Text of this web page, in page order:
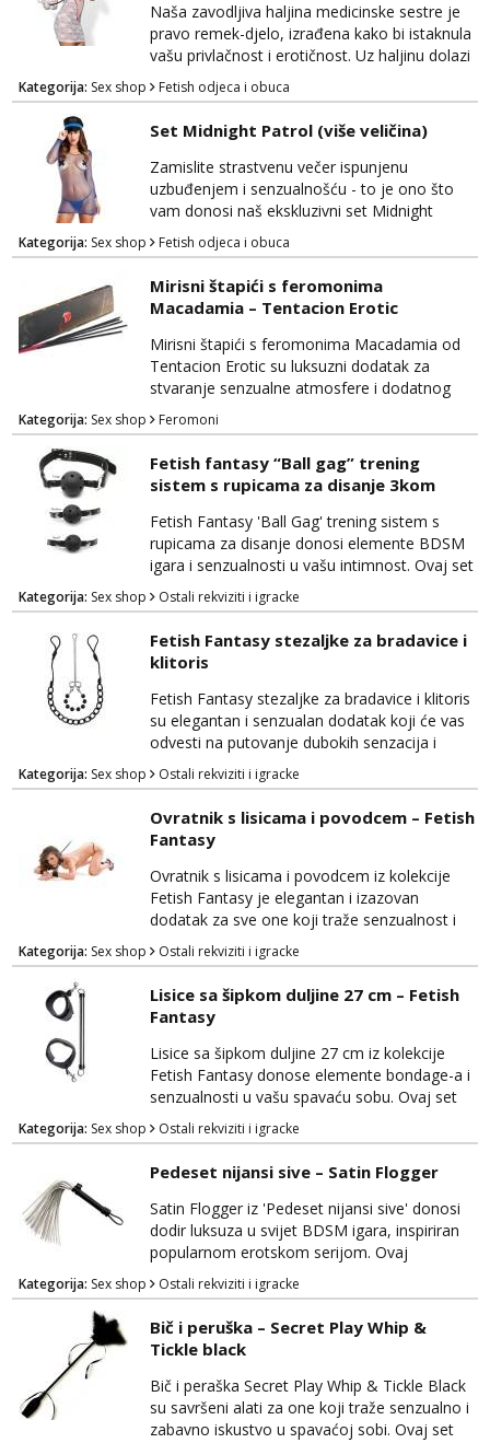
Naša zavodljiva haljina medicinske sestre je
pravo remek-djelo, izrađena kako bi istaknula
vašu privlačnost i erotičnost. Uz haljinu dolazi
pet različitih dijelova koji će vas transformirati
u potpunu vladaricu strasti. Ukrasni obruč za
kosu dodaje dozu igre i uzbuđenja, dok duge
rukavice pružaju eleganciju i senzualnost.
Tange dodaju zavodljivu notu iznenađenja,
dok pravi stetoskop čini igru s...
Kategorija: Sex shop Fetish odjeca i obuca
Set Midnight Patrol (više veličina)
Zamislite strastvenu večer ispunjenu
uzbuđenjem i senzualnošću - to je ono što
vam donosi naš ekskluzivni set Midnight
Patrol. Ovaj neodoljiv set obuhvaća sve što
vam je potrebno za nezaboravnu noć
ispunjenu strašću i uzbuđenjem. Uz ovaj set
ćete se osjećati poput pravog zavodnika ili
zavodnice, spremni izraziti svoju erotičnu
stranu. Mrežasta haljina dodaje notu
tajanstva i senzualnosti, dok p...
Kategorija: Sex shop Fetish odjeca i obuca
Mirisni štapići s feromonima
Macadamia – Tentacion Erotic
Mirisni štapići s feromonima Macadamia od
Tentacion Erotic su luksuzni dodatak za
stvaranje senzualne atmosfere i dodatnog
uzbuđenja u vašim intimnim trenucima. Ovi
štapići spoj su suptilnog mirisa i moćnih
feromona, koji potiču strast i privlačnost.
Mirisni štapići su natopljeni privlačnim notama
macadamije, koje stvaraju senzualno
okruženje i potiču osjećaj opuštenosti. Uz to,
sadrže feromone...
Kategorija: Sex shop Feromoni
Fetish fantasy “Ball gag” trening
sistem s rupicama za disanje 3kom
Fetish Fantasy 'Ball Gag' trening sistem s
rupicama za disanje donosi elemente BDSM
igara i senzualnosti u vašu intimnost. Ovaj set
pruža duboko zadovoljstvo i istraživanje
dominacije i podložnosti na siguran i uzbudljiv
način. Ball gag je izrađen od visokokvalitetnog
materijala koji je siguran za tijelo i pruža
udobnost tijekom nošenja. Kugla s rupicama
za disanje omogućuje podložnoj strani da...
Kategorija: Sex shop Ostali rekviziti i igracke
Fetish Fantasy stezaljke za bradavice i
klitoris
Fetish Fantasy stezaljke za bradavice i klitoris
su elegantan i senzualan dodatak koji će vas
odvesti na putovanje dubokih senzacija i
uzbuđenja. Ovaj set omogućava vam da
istražujete nove razine uživanja i strasti u
svojim intimnim trenucima. Stezaljke su
izrađene od visokokvalitetnog materijala koji
je siguran za tijelo i nježan na dodir, pružajući
udobnost tijekom korištenja. One su dizajnir...
Kategorija: Sex shop Ostali rekviziti i igracke
Ovratnik s lisicama i povodcem – Fetish
Fantasy
Ovratnik s lisicama i povodcem iz kolekcije
Fetish Fantasy je elegantan i izazovan
dodatak za sve one koji traže senzualnost i
dominaciju u svojim intimnim trenucima. Ovaj
set omogućuje vam da istražite svijet BDSM-
a i pruža vam priliku za dominaciju ili predaju,
ovisno o vašim sklonostima. Ovratnik je
izrađen od visokokvalitetnog materijala koji je
siguran za tijelo i udoban za nošenje. Prilag...
Kategorija: Sex shop Ostali rekviziti i igracke
Lisice sa šipkom duljine 27 cm – Fetish
Fantasy
Lisice sa šipkom duljine 27 cm iz kolekcije
Fetish Fantasy donose elemente bondage-a i
senzualnosti u vašu spavaću sobu. Ovaj set
omogućava vam da istražujete igre sa
strašću, pružajući vam mogućnost za
dominaciju ili predaju. Lisice su izrađene od
visokokvalitetnog materijala koji je siguran za
tijelo i udoban za nošenje. Prilagodljive su za
različite veličine zgloba, osiguravajući
sigurnost i...
Kategorija: Sex shop Ostali rekviziti i igracke
Pedeset nijansi sive – Satin Flogger
Satin Flogger iz 'Pedeset nijansi sive' donosi
dodir luksuza u svijet BDSM igara, inspiriran
popularnom erotskom serijom. Ovaj
elegantan bič izrađen je kako bi pružio
senzualno iskustvo dominacije i podložnosti.
Satin Flogger je izrađen od visokokvalitetnog
materijala s mekim trakama koje pružaju
dodatnu nježnost i udobnost tijekom igre.
Ovaj bič je savršen za početnike u BDSM-u,
omogućujući im...
Kategorija: Sex shop Ostali rekviziti i igracke
Bič i peruška – Secret Play Whip &
Tickle black
Bič i peraška Secret Play Whip & Tickle Black
su savršeni alati za one koji traže senzualno i
zabavno iskustvo u spavaćoj sobi. Ovaj set